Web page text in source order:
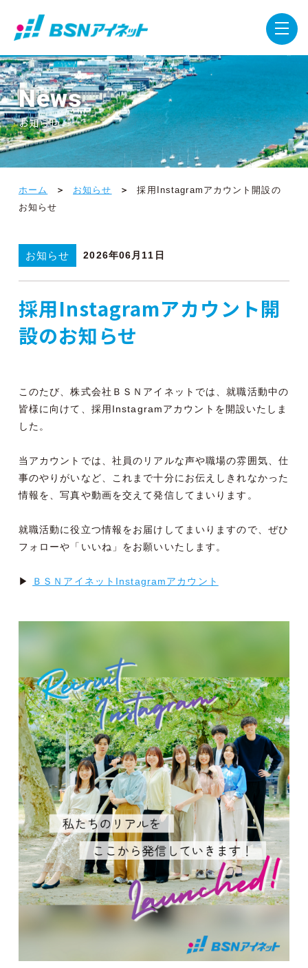
News
お知らせ
ホーム お知らせ
採用Instagramアカウント開設の
お知らせ
お知らせ 2026年06月11日
採用Instagramアカウント開
設のお知らせ
このたび、株式会社ＢＳＮアイネットでは、就職活動中の
皆様に向けて、採用Instagramアカウントを開設いたしま
した。
当アカウントでは、社員のリアルな声や職場の雰囲気、仕
事のやりがいなど、これまで十分にお伝えしきれなかった
情報を、写真や動画を交えて発信してまいります。
就職活動に役立つ情報をお届けしてまいりますので、ぜひ
フォローや「いいね」をお願いいたします。
▶ ＢＳＮアイネットInstagramアカウント